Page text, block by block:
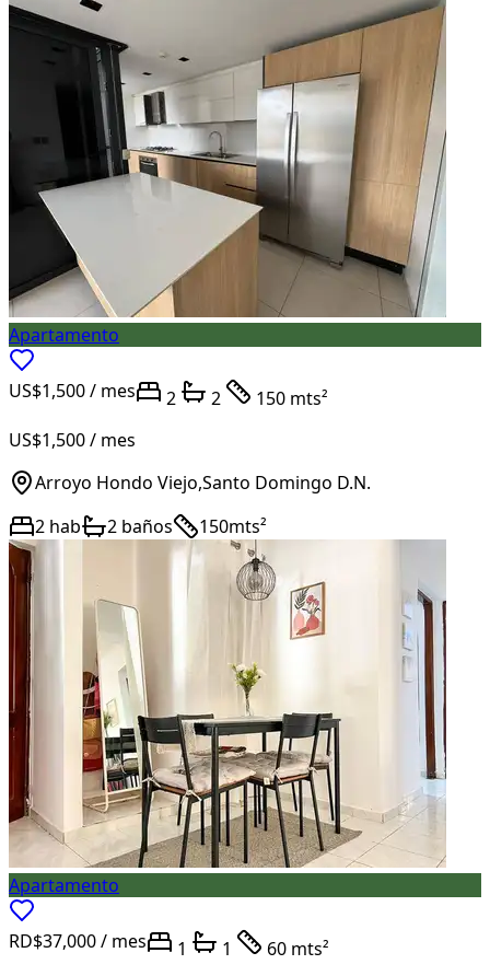
Apartamento
US$1,500/ mes 2 2
150 mts²
US$1,500/ mes
Arroyo Hondo Viejo,Santo Domingo D.N.
2 hab 2 baños 150mts²
Apartamento
RD$37,000/ mes 1 1
60 mts²